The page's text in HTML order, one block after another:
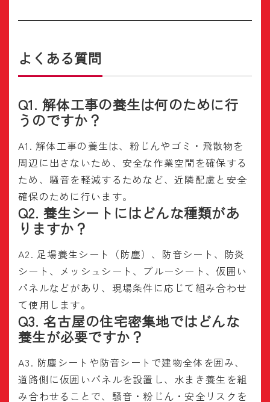
よくある質問
Q1. 解体工事の養生は何のために行
うのですか？
A1. 解体工事の養生は、粉じんやゴミ・飛散物を
周辺に出さないため、安全な作業空間を確保する
ため、騒音を軽減するためなど、近隣配慮と安全
確保のために行います。
Q2. 養生シートにはどんな種類があ
りますか？
A2. 足場養生シート（防塵）、防音シート、防炎
シート、メッシュシート、ブルーシート、仮囲い
パネルなどがあり、現場条件に応じて組み合わせ
て使用します。
Q3. 名古屋の住宅密集地ではどんな
養生が必要ですか？
A3. 防塵シートや防音シートで建物全体を囲み、
道路側に仮囲いパネルを設置し、水まき養生を組
み合わせることで、騒音・粉じん・安全リスクを